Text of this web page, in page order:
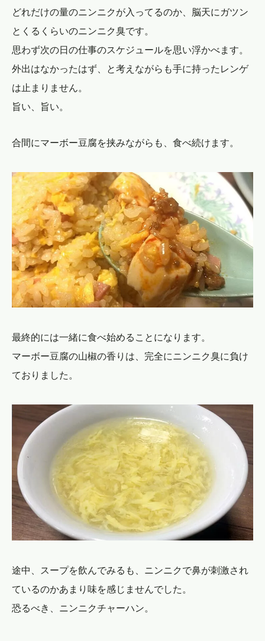
どれだけの量のニンニクが入ってるのか、脳天にガツン
とくるくらいのニンニク臭です。
思わず次の日の仕事のスケジュールを思い浮かべます。
外出はなかったはず、と考えながらも手に持ったレンゲ
は止まりません。
旨い、旨い。
合間にマーボー豆腐を挟みながらも、食べ続けます。
最終的には一緒に食べ始めることになります。
マーボー豆腐の山椒の香りは、完全にニンニク臭に負け
ておりました。
途中、スープを飲んでみるも、ニンニクで鼻が刺激され
ているのかあまり味を感じませんでした。
恐るべき、ニンニクチャーハン。